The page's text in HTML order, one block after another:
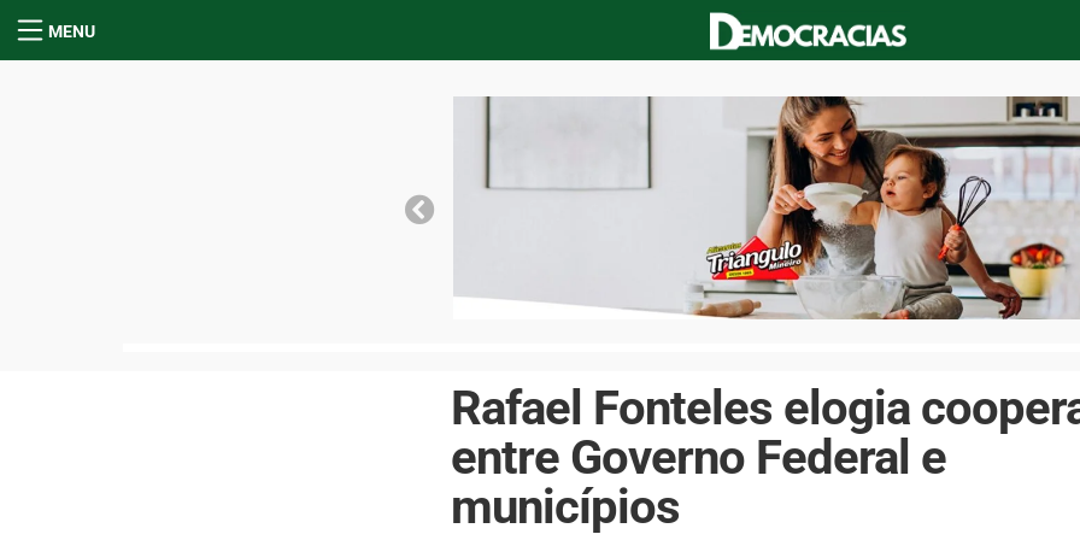
MENU
Rafael Fonteles elogia
entre Governo Federal e
municípios